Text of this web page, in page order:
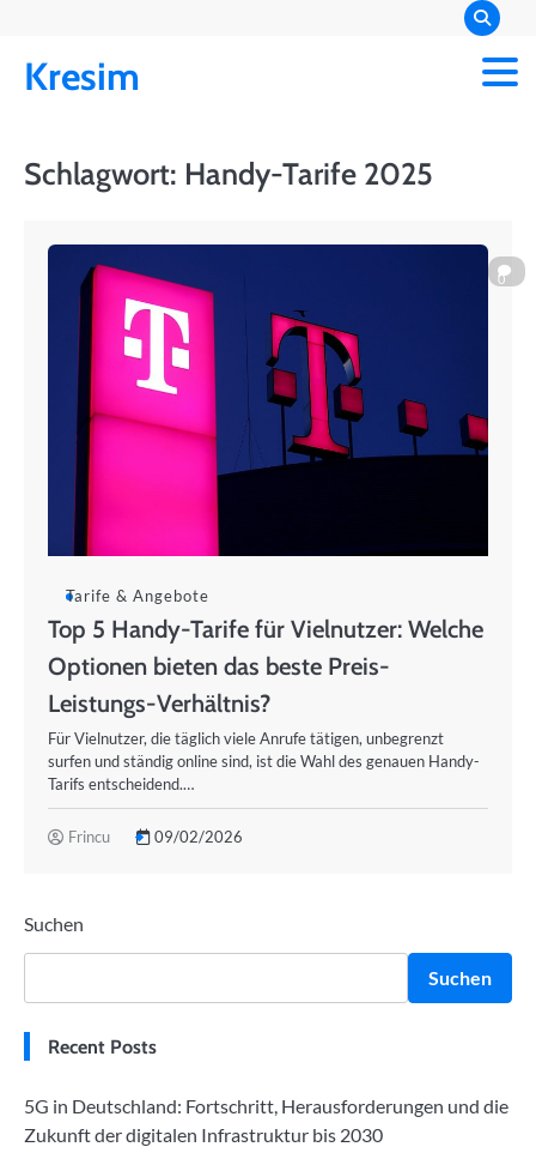
content
Kresim
Schlagwort: Handy-Tarife 2025
0
Tarife & Angebote
Top 5 Handy-Tarife für Vielnutzer: Welche
Optionen bieten das beste Preis-
Leistungs-Verhältnis?
Für Vielnutzer, die täglich viele Anrufe tätigen, unbegrenzt
surfen und ständig online sind, ist die Wahl des genauen Handy-
Tarifs entscheidend.…
Frincu 09/02/2026
Suchen
Suchen
Recent Posts
5G in Deutschland: Fortschritt, Herausforderungen und die
Zukunft der digitalen Infrastruktur bis 2030